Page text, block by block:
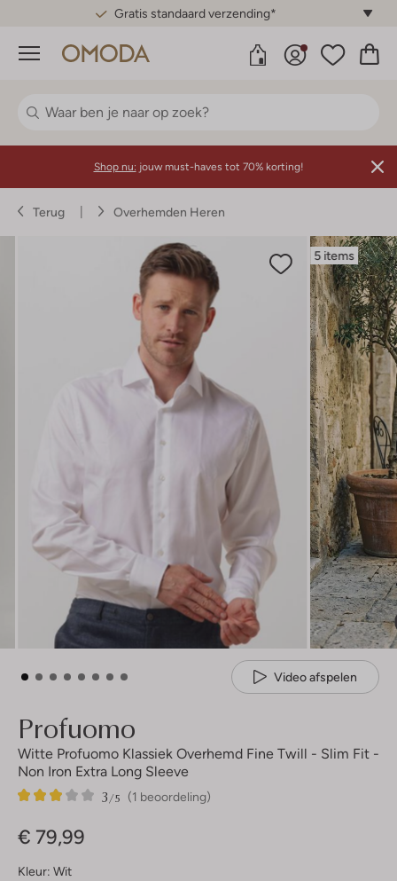
Gratis standaard verzending*
Menu
Shop nu: jouw must-haves tot 70% korting!
Terug Overhemden Heren
5 items
Video afspelen
Profuomo
Witte Profuomo Klassiek Overhemd Fine Twill - Slim Fit -
Non Iron Extra Long Sleeve
(1 beoordeling)
3/5
1
3
€ 79,99
Kleur: Wit